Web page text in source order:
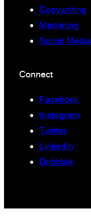
Copywriting
Marketing
Social Media
Connect
Facebook
Instagram
Twitter
LinkedIn
Dribbble